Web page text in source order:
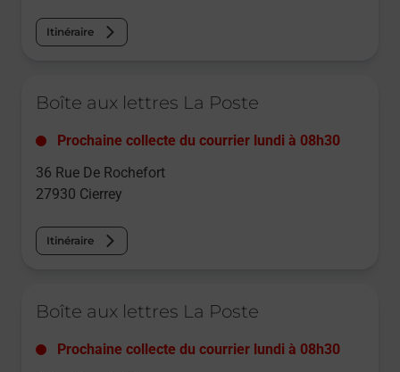
Itinéraire
Boîte aux lettres La Poste
Prochaine collecte du courrier lundi à 08h30
36 Rue De Rochefort
27930 Cierrey
Itinéraire
Boîte aux lettres La Poste
Prochaine collecte du courrier lundi à 08h30